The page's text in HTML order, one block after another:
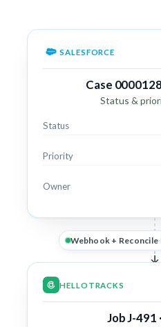
SALESFORCE
Case
Status &
Status
Priority
Owner
Webhook + Reconcile·
HELLOTRACKS
Job J-491